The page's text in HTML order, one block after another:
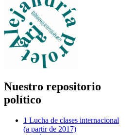
Nuestro repositorio
político
1 Lucha de clases internacional
(a partir de 2017)